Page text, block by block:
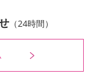
（24時間）